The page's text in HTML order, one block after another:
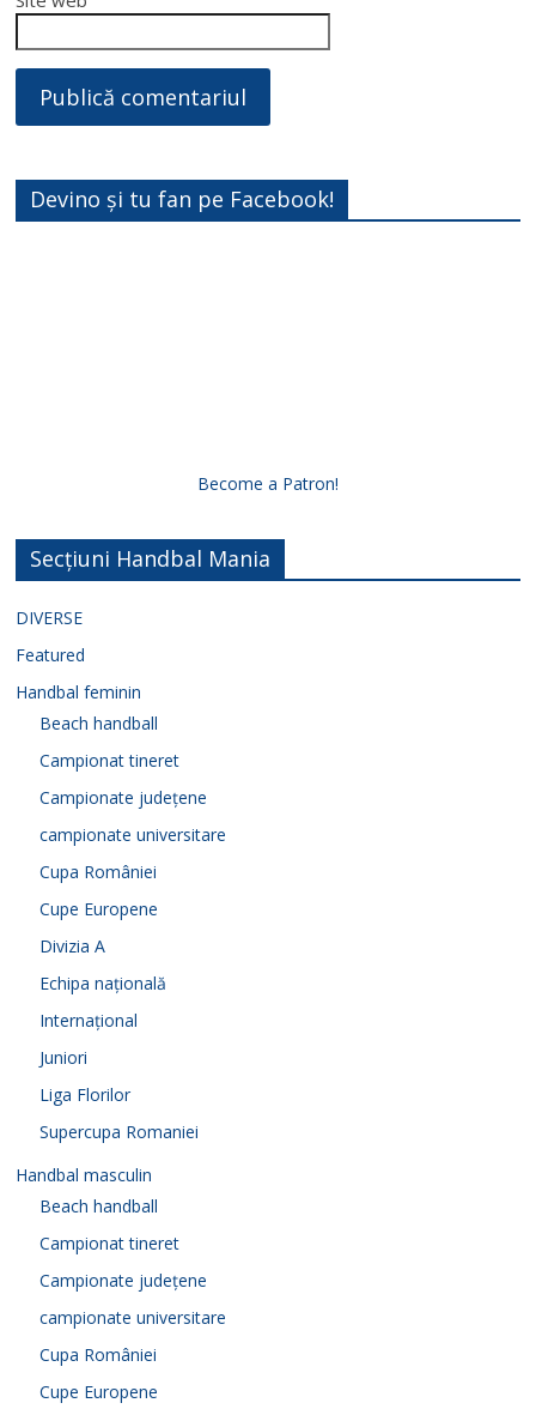
Devino și tu fan pe Facebook!
Become a Patron!
Secțiuni Handbal Mania
DIVERSE
Featured
Handbal feminin
Beach handball
Campionat tineret
Campionate județene
campionate universitare
Cupa României
Cupe Europene
Divizia A
Echipa națională
Internațional
Juniori
Liga Florilor
Supercupa Romaniei
Handbal masculin
Beach handball
Campionat tineret
Campionate județene
campionate universitare
Cupa României
Cupe Europene